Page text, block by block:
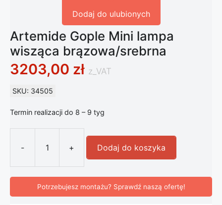
Dodaj do ulubionych
Artemide Gople Mini lampa
wisząca brązowa/srebrna
3203,00 zł z_VAT
SKU: 34505
Termin realizacji do 8 – 9 tyg
-
ilość Artemide Gople Mini lampa
+ Dodaj do koszyka
Potrzebujesz montażu? Sprawdź naszą ofertę!